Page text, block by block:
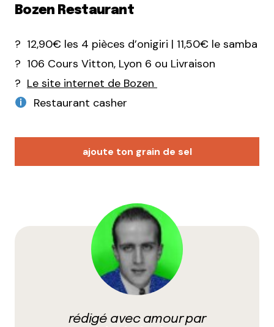
Bozen Restaurant
? 12,90€ les 4 pièces d’onigiri | 11,50€ le samba
? 106 Cours Vitton, Lyon 6 ou Livraison
? Le site internet de Bozen
Restaurant casher
ajoute ton grain de sel
Votre adresse e-mail ne sera pas publiée.
champs obligatoires sont indiqués avec
Prévenez-moi de tous les nouveaux commentaires
rédigé avec amour par